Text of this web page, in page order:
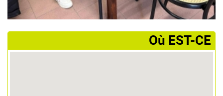
­Où EST-CE